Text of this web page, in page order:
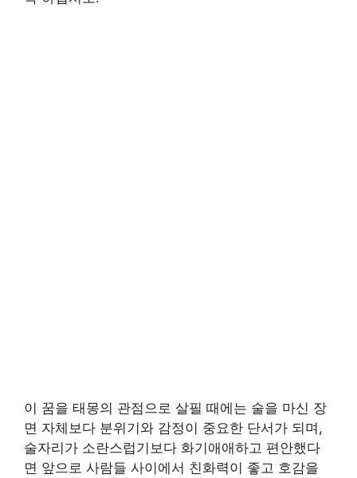
이 꿈을 태몽의 관점으로 살필 때에는 술을 마신 장
면 자체보다 분위기와 감정이 중요한 단서가 되며,
술자리가 소란스럽기보다 화기애애하고 편안했다
면 앞으로 사람들 사이에서 친화력이 좋고 호감을